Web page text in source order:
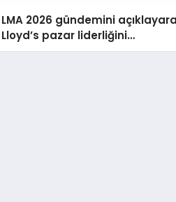
LMA 2026 gündemini
Lloyd’s pazar liderliğini
güçlendirmeyi hedefliyor